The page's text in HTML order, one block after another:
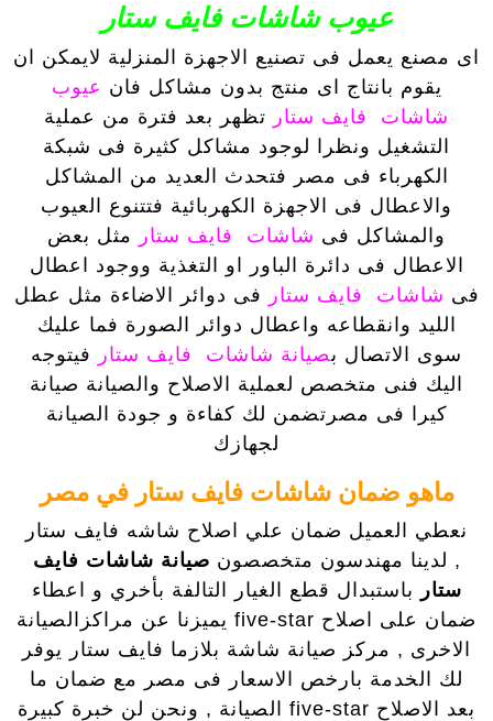
عيوب شاشات فايف ستار
اى مصنع يعمل فى تصنيع الاجهزة المنزلية لايمكن ان
يقوم بانتاج اى منتج بدون مشاكل فان عيوب
شاشات فايف ستار تظهر بعد فترة من عملية
التشغيل ونظرا لوجود مشاكل كثيرة فى شبكة
الكهرباء فى مصر فتحدث العديد من المشاكل
والاعطال فى الاجهزة الكهربائية فتتنوع العيوب
والمشاكل فى شاشات فايف ستار مثل بعض
الاعطال فى دائرة الباور او التغذية ووجود اعطال
فى شاشات فايف ستار فى دوائر الاضاءة مثل عطل
الليد وانقطاعه واعطال دوائر الصورة فما عليك
سوى الاتصال بصيانة شاشات فايف ستار فيتوجه
اليك فنى متخصص لعملية الاصلاح والصيانة صيانة
كيرا فى مصرتضمن لك كفاءة و جودة الصيانة
لجهازك
ماهو ضمان شاشات فايف ستار في مصر
نعطي العميل ضمان علي اصلاح شاشه فايف ستار
, لدينا مهندسون متخصصون صيانة شاشات فايف
ستار باستبدال قطع الغيار التالفة بأخري و اعطاء
ضمان على اصلاح five-star يميزنا عن مراكزالصيانة
الاخرى , مركز صيانة شاشة بلازما فايف ستار يوفر
لك الخدمة بارخص الاسعار فى مصر مع ضمان ما
بعد الاصلاح five-star الصيانة , ونحن لن خبرة كبيرة